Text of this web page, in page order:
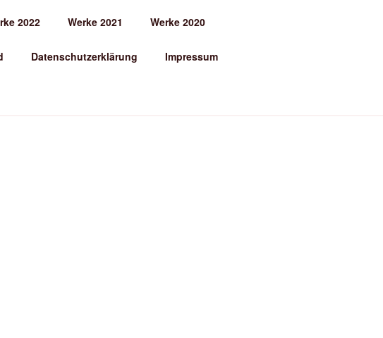
2022 Werke 2021 Werke 2020
Datenschutzerklärung Impressum